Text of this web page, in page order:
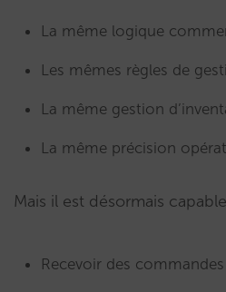
La même logique
Les mêmes règles de
La même gestion
La même précision
Mais il est désormais
Recevoir des